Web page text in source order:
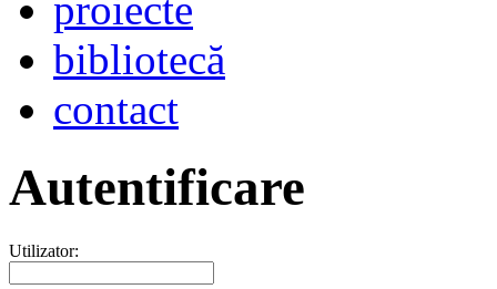
bibliotecă
contact
Autentificare
Utilizator: